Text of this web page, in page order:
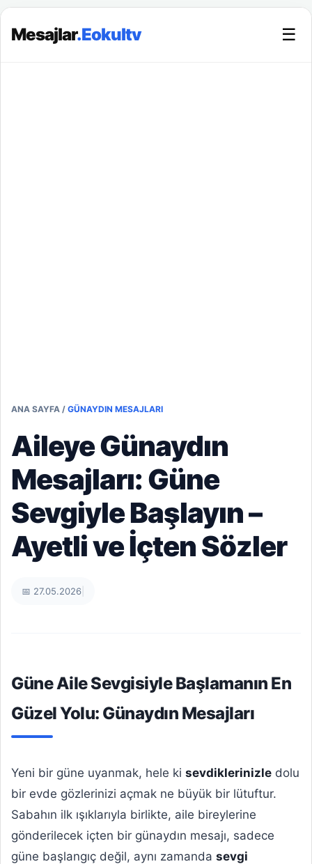
Mesajlar.Eokultv ☰
ANA SAYFA / GÜNAYDIN MESAJLARI
Aileye Günaydın
Mesajları: Güne
Sevgiyle Başlayın –
Ayetli ve İçten Sözler
📅 27.05.2026
Güne Aile Sevgisiyle Başlamanın En
Güzel Yolu: Günaydın Mesajları
Yeni bir güne uyanmak, hele ki sevdiklerinizle dolu
bir evde gözlerinizi açmak ne büyük bir lütuftur.
Sabahın ilk ışıklarıyla birlikte, aile bireylerine
gönderilecek içten bir günaydın mesajı, sadece
güne başlangıç değil, aynı zamanda sevgi